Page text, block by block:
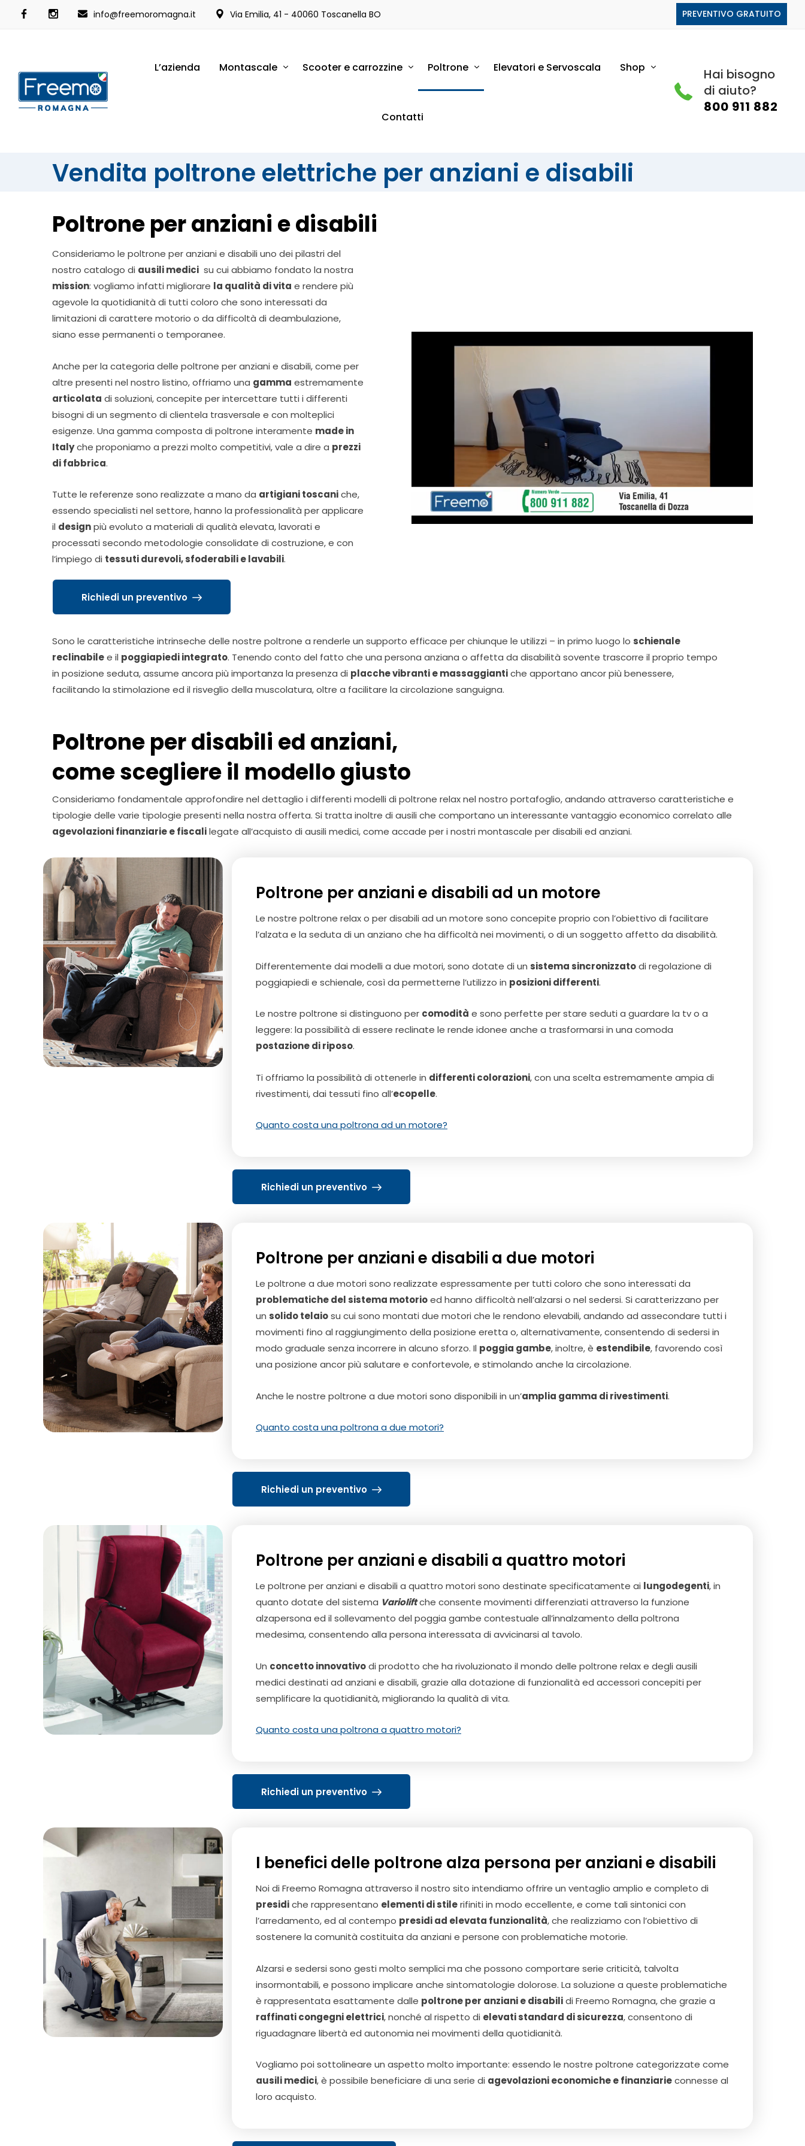
info@freemoromagna.it Via Emilia, 41 - 40060 Toscanella BO PREVENTIVO GRATUITO
L’azienda Montascale Scooter e carrozzine Poltrone Elevatori e Servoscala Shop
Contatti
Hai bisogno
di aiuto?
800 911 882
Vendita poltrone elettriche per anziani e disabili
Poltrone per anziani e disabili
Consideriamo le poltrone per anziani e disabili uno dei pilastri del
nostro catalogo di ausili medici su cui abbiamo fondato la nostra
mission: vogliamo infatti migliorare la qualità di vita e rendere più
agevole la quotidianità di tutti coloro che sono interessati da
limitazioni di carattere motorio o da difficoltà di deambulazione,
siano esse permanenti o temporanee.
Anche per la categoria delle poltrone per anziani e disabili, come per
altre presenti nel nostro listino, offriamo una gamma estremamente
articolata di soluzioni, concepite per intercettare tutti i differenti
bisogni di un segmento di clientela trasversale e con molteplici
esigenze. Una gamma composta di poltrone interamente made in
Italyche proponiamo a prezzi molto competitivi, vale a dire a prezzi
di fabbrica.
Tutte le referenze sono realizzate a mano da artigiani toscaniche,
essendo specialisti nel settore, hanno la professionalità per applicare
il designpiù evoluto a materiali di qualità elevata, lavorati e
processati secondo metodologie consolidate di costruzione, e con
l’impiego di tessuti durevoli, sfoderabili e lavabili.
Richiedi un preventivo
Sono le caratteristiche intrinseche delle nostre poltrone a renderle un supporto efficace per chiunque le utilizzi – in primo luogo lo schienale
reclinabilee il poggiapiedi integrato. Tenendo conto del fatto che una persona anziana o affetta da disabilità sovente trascorre il proprio tempo
in posizione seduta, assume ancora più importanza la presenza di placche vibranti e massaggiantiche apportano ancor più benessere,
facilitando la stimolazione ed il risveglio della muscolatura, oltre a facilitare la circolazione sanguigna.
Poltrone per disabili ed anziani,
come scegliere il modello giusto
Consideriamo fondamentale approfondire nel dettaglio i differenti modelli di poltrone relax nel nostro portafoglio, andando attraverso caratteristiche e
tipologie delle varie tipologie presenti nella nostra offerta. Si tratta inoltre di ausili che comportano un interessante vantaggio economico correlato alle
agevolazioni finanziarie e fiscalilegate all’acquisto di ausili medici, come accade per i nostri montascale per disabili ed anziani.
Poltrone per anziani e disabili ad un motore
Le nostre poltrone relax o per disabili ad un motore sono concepite proprio con l’obiettivo di facilitare
l’alzata e la seduta di un anziano che ha difficoltà nei movimenti, o di un soggetto affetto da disabilità.
Differentemente dai modelli a due motori, sono dotate di un sistema sincronizzatodi regolazione di
poggiapiedi e schienale, così da permetterne l’utilizzo in posizioni differenti.
Le nostre poltrone si distinguono per comodità e sono perfette per stare seduti a guardare la tv o a
leggere: la possibilità di essere reclinate le rende idonee anche a trasformarsi in una comoda
postazione di riposo.
Ti offriamo la possibilità di ottenerle in differenti colorazioni, con una scelta estremamente ampia di
rivestimenti, dai tessuti fino all’ecopelle.
Quanto costa una poltrona ad un motore?
Richiedi un preventivo
Poltrone per anziani e disabili a due motori
Le poltrone a due motori sono realizzate espressamente per tutti coloro che sono interessati da
problematiche del sistema motorioed hanno difficoltà nell’alzarsi o nel sedersi. Si caratterizzano per
un solido telaiosu cui sono montati due motori che le rendono elevabili, andando ad assecondare tutti i
movimenti fino al raggiungimento della posizione eretta o, alternativamente, consentendo di sedersi in
modo graduale senza incorrere in alcuno sforzo. Il poggia gambe, inoltre, è estendibile, favorendo così
una posizione ancor più salutare e confortevole, e stimolando anche la circolazione.
Anche le nostre poltrone a due motori sono disponibili in un’amplia gamma di rivestimenti.
Quanto costa una poltrona a due motori?
Richiedi un preventivo
Poltrone per anziani e disabili a quattro motori
Le poltrone per anziani e disabili a quattro motori sono destinate specificatamente ai lungodegenti, in
quanto dotate del sistema Varioliftche consente movimenti differenziati attraverso la funzione
alzapersona ed il sollevamento del poggia gambe contestuale all’innalzamento della poltrona
medesima, consentendo alla persona interessata di avvicinarsi al tavolo.
Un concetto innovativodi prodotto che ha rivoluzionato il mondo delle poltrone relax e degli ausili
medici destinati ad anziani e disabili, grazie alla dotazione di funzionalità ed accessori concepiti per
semplificare la quotidianità, migliorando la qualità di vita.
Quanto costa una poltrona a quattro motori?
Richiedi un preventivo
I benefici delle poltrone alza persona per anziani e disabili
Noi di Freemo Romagna attraverso il nostro sito intendiamo offrire un ventaglio amplio e completo di
presidiche rappresentano elementi di stilerifiniti in modo eccellente, e come tali sintonici con
l’arredamento, ed al contempo presidi ad elevata funzionalità, che realizziamo con l’obiettivo di
sostenere la comunità costituita da anziani e persone con problematiche motorie.
Alzarsi e sedersi sono gesti molto semplici ma che possono comportare serie criticità, talvolta
insormontabili, e possono implicare anche sintomatologie dolorose. La soluzione a queste problematiche
è rappresentata esattamente dalle poltrone per anziani e disabilidi Freemo Romagna, che grazie a
raffinati congegni elettrici, nonché al rispetto di elevati standard di sicurezza, consentono di
riguadagnare libertà ed autonomia nei movimenti della quotidianità.
Vogliamo poi sottolineare un aspetto molto importante: essendo le nostre poltrone categorizzate come
ausili medici, è possibile beneficiare di una serie di agevolazioni economiche e finanziarieconnesse al
loro acquisto.